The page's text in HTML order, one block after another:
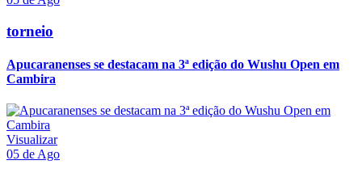
torneio
Apucaranenses se destacam na 3ª edição do Wushu Open em
Cambira
Visualizar
05 de Ago